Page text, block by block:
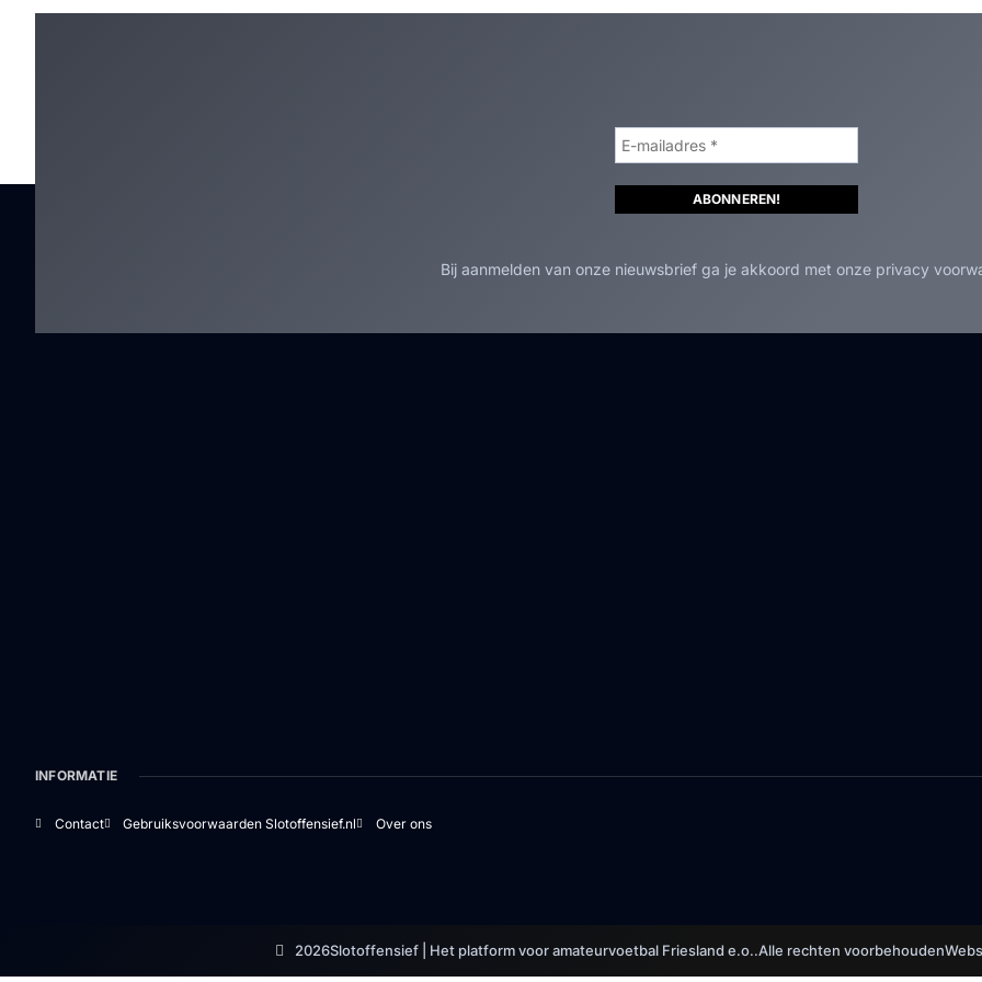
Bij aanmelden van onze nieuwsbrief ga je akkoord met onze privacy
INFORMATIE
Contact Gebruiksvoorwaarden Slotoffensief.nl Over ons
2026Slotoffensief | Het platform voor amateurvoetbal Friesland e.o..Alle rechten voorbehouden